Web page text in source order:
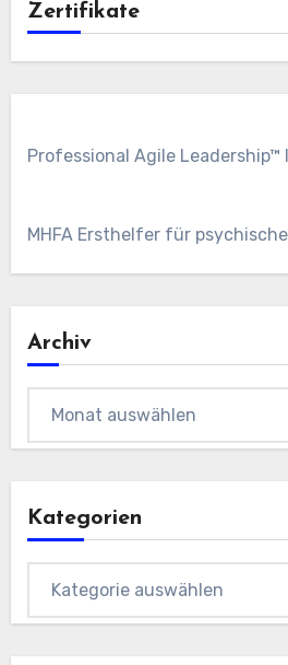
Zertifikate
Professional Agile Leadership™
MHFA Ersthelfer für
Archiv
Kategorien